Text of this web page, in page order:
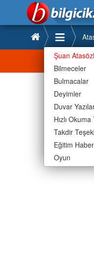
Şuan
Bilmeceler
Bulmacalar
Deyimler
Duvar
Hızlı
Takdir
Eğitim
Oyun
Atasözleri